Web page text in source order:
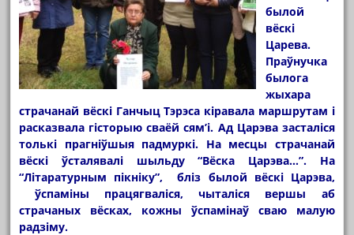
былой
вёскі
Царева.
Праўнучка
былога
жыхара
страчанай вёскі Ганчыц Тэрэса кіравала маршрутам і
расказвала гісторыю сваёй сям’і. Ад Царэва засталіся
толькі прагніўшыя падмуркі. На месцы страчанай
вёскі ўсталявалі шыльду “Вёска Царэва…”. На
“Літаратурным пікніку”, бліз былой вёскі Царэва,
ўспаміны працягваліся, чыталіся вершы аб
страчаных вёсках, кожны ўспамінаў сваю малую
радзіму.